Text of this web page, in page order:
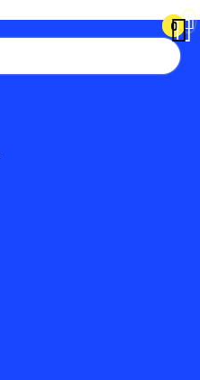
0
0